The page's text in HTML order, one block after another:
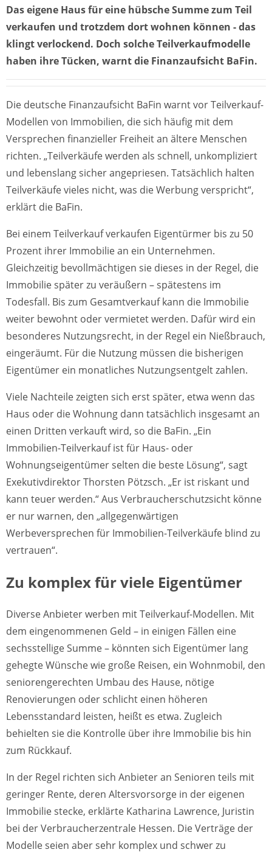
Das eigene Haus für eine hübsche Summe zum Teil
verkaufen und trotzdem dort wohnen können - das
klingt verlockend. Doch solche Teilverkaufmodelle
haben ihre Tücken, warnt die Finanzaufsicht BaFin.
Die deutsche Finanzaufsicht BaFin warnt vor Teilverkauf-
Modellen von Immobilien, die sich häufig mit dem
Versprechen finanzieller Freiheit an ältere Menschen
richten. „Teilverkäufe werden als schnell, unkompliziert
und lebenslang sicher angepriesen. Tatsächlich halten
Teilverkäufe vieles nicht, was die Werbung verspricht“,
erklärt die BaFin.
Bei einem Teilverkauf verkaufen Eigentürmer bis zu 50
Prozent ihrer Immobilie an ein Unternehmen.
Gleichzeitig bevollmächtigen sie dieses in der Regel, die
Immobilie später zu veräußern – spätestens im
Todesfall. Bis zum Gesamtverkauf kann die Immobilie
weiter bewohnt oder vermietet werden. Dafür wird ein
besonderes Nutzungsrecht, in der Regel ein Nießbrauch,
eingeräumt. Für die Nutzung müssen die bisherigen
Eigentümer ein monatliches Nutzungsentgelt zahlen.
Viele Nachteile zeigten sich erst später, etwa wenn das
Haus oder die Wohnung dann tatsächlich insgesamt an
einen Dritten verkauft wird, so die BaFin. „Ein
Immobilien-Teilverkauf ist für Haus- oder
Wohnungseigentümer selten die beste Lösung“, sagt
Exekutivdirektor Thorsten Pötzsch. „Er ist riskant und
kann teuer werden.“ Aus Verbraucherschutzsicht könne
er nur warnen, den „allgegenwärtigen
Werbeversprechen für Immobilien-Teilverkäufe blind zu
vertrauen“.
Zu komplex für viele Eigentümer
Diverse Anbieter werben mit Teilverkauf-Modellen. Mit
dem eingenommenen Geld – in einigen Fällen eine
sechsstellige Summe – könnten sich Eigentümer lang
gehegte Wünsche wie große Reisen, ein Wohnmobil, den
seniorengerechten Umbau des Hause, nötige
Renovierungen oder schlicht einen höheren
Lebensstandard leisten, heißt es etwa. Zugleich
behielten sie die Kontrolle über ihre Immobilie bis hin
zum Rückkauf.
In der Regel richten sich Anbieter an Senioren teils mit
geringer Rente, deren Altersvorsorge in der eigenen
Immobilie stecke, erklärte Katharina Lawrence, Juristin
bei der Verbraucherzentrale Hessen. Die Verträge der
Modelle seien aber sehr komplex und schwer zu